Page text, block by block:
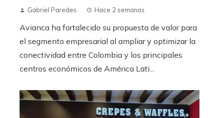
Gabriel Paredes Hace 2 semanas
Avianca ha fortalecido su propuesta de valor para
el segmento empresarial al ampliar y optimizar la
conectividad entre Colombia y los principales
centros económicos de América Lati...